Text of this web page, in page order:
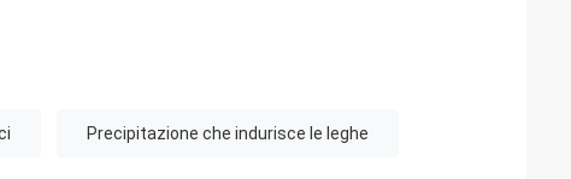
Precipitazione che indurisce le leghe